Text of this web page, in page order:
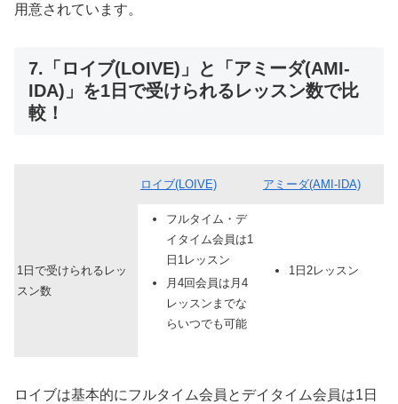
用意されています。
7.「ロイブ(LOIVE)」と「アミーダ(AMI-
IDA)」を1日で受けられるレッスン数で比
較！
ロイブ(LOIVE) アミーダ(AMI-IDA)
1日で受けられるレッ
スン数
フルタイム・デ
イタイム会員は1
日1レッスン
月4回会員は月4
レッスンまでな
らいつでも可能
1日2レッスン
ロイブは基本的にフルタイム会員とデイタイム会員は1日